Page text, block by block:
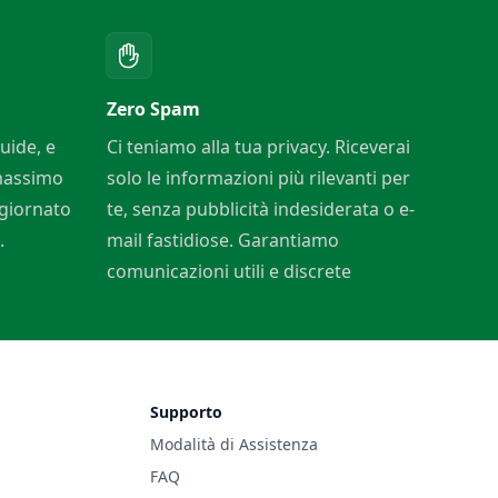
e
Zero Spam
Ci teniamo alla tua privacy. Riceverai
solo le informazioni più rilevanti per
te, senza pubblicità indesiderata o e-
mail fastidiose. Garantiamo
comunicazioni utili e discrete
Supporto
Modalità di Assistenza
FAQ